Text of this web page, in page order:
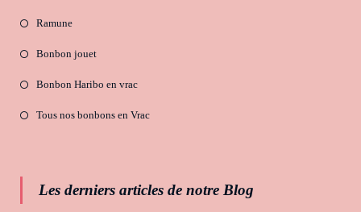
Ramune
Bonbon jouet
Bonbon Haribo en vrac
Tous nos bonbons en Vrac
Les derniers articles de notre Blog